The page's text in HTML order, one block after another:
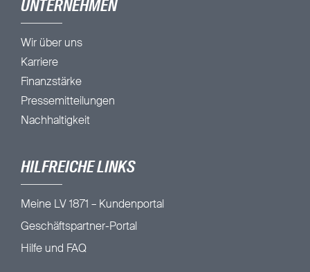
UNTERNEHMEN
Wir über uns
Karriere
Finanzstärke
Pressemitteilungen
Nachhaltigkeit
HILFREICHE LINKS
Meine LV 1871 – Kundenportal
Geschäftspartner-Portal
Hilfe und FAQ